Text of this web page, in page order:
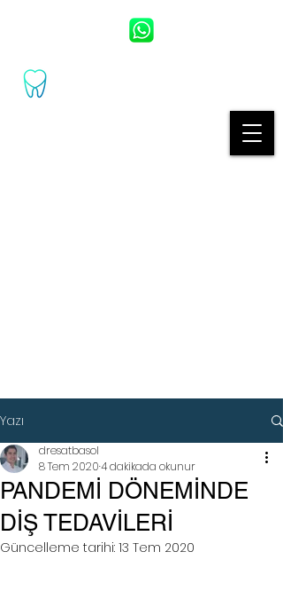
Yazı
PANDEMİ DÖNEMİNDE
DİŞ TEDAVİLERİ
dresatbasol
8 Tem 20204 dakikada okunur
Güncelleme tarihi: 13 Tem 2020